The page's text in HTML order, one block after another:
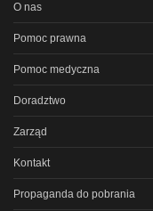
O nas
Pomoc prawna
Pomoc medyczna
Doradztwo
Zarząd
Kontakt
Propaganda do pobrania